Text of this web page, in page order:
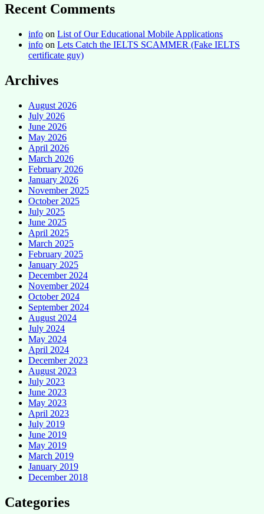
Recent Comments
info on List of Our Educational Mobile Applications
info on Lets Catch the IELTS SCAMMER (Fake IELTS
certificate guy)
Archives
August 2026
July 2026
June 2026
May 2026
April 2026
March 2026
February 2026
January 2026
November 2025
October 2025
July 2025
June 2025
April 2025
March 2025
February 2025
January 2025
December 2024
November 2024
October 2024
September 2024
August 2024
July 2024
May 2024
April 2024
December 2023
August 2023
July 2023
June 2023
May 2023
April 2023
July 2019
June 2019
May 2019
March 2019
January 2019
December 2018
Categories